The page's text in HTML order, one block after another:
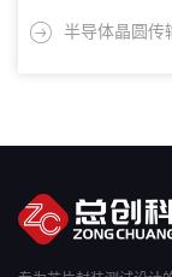
半导体晶圆传